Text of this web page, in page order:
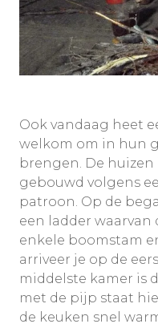
Ook vandaag heet
welkom om in hun
brengen. De huizen
gebouwd volgens
patroon. Op de
een ladder
enkele boomstam
arriveer je op de
middelste kamer is
met de pijp staat
de keuken snel